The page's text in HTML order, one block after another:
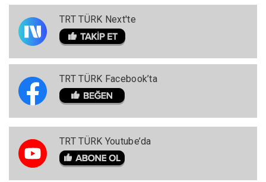
TRT TÜRK Next'te
TRT TÜRK Facebook’ta
TRT TÜRK Youtube’da